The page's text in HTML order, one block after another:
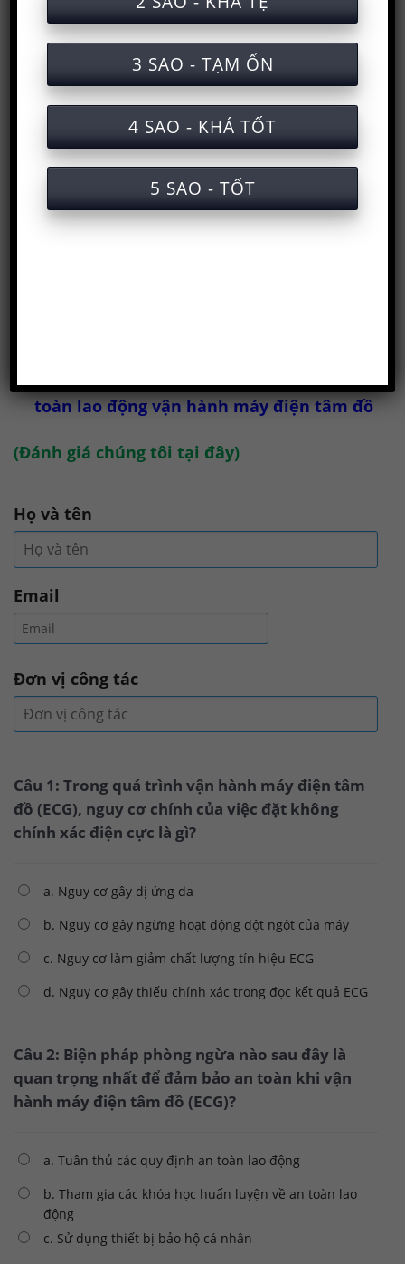
Download bài kiểm tra trắc nghiệm an
toàn lao động vận hành máy điện tâm đồ
(Electrocardiogram - ECG)
Tài liệu huấn luyện an toàn lao động vận
hành máy điện tâm đồ
(Electrocardiogram - ECG)
Đáp án bài trắc nghiệm Huấn luyện an
toàn lao động vận hành máy điện tâm đồ
(Đánh giá chúng tôi tại đây)
Họ và tên
Email
Đơn vị công tác
Câu 1: Trong quá trình vận hành máy điện tâm
đồ (ECG), nguy cơ chính của việc đặt không
chính xác điện cực là gì?
a. Nguy cơ gây dị ứng da
b. Nguy cơ gây ngừng hoạt động đột ngột của máy
c. Nguy cơ làm giảm chất lượng tín hiệu ECG
d. Nguy cơ gây thiếu chính xác trong đọc kết quả ECG
Câu 2: Biện pháp phòng ngừa nào sau đây là
quan trọng nhất để đảm bảo an toàn khi vận
hành máy điện tâm đồ (ECG)?
a. Tuân thủ các quy định an toàn lao động
b. Tham gia các khóa học huấn luyện về an toàn lao
động
c. Sử dụng thiết bị bảo hộ cá nhân
3 SAO - TẠM ỔN
4 SAO - KHÁ TỐT
5 SAO - TỐT